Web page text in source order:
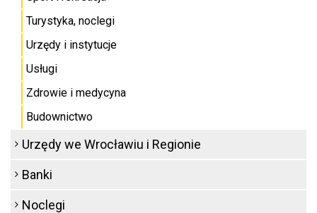
Turystyka, noclegi
Urzędy i instytucje
Usługi
Zdrowie i medycyna
Budownictwo
Urzędy we Wrocławiu i Regionie
Banki
Noclegi